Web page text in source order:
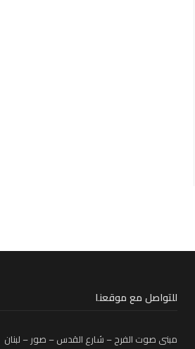
للتواصل مع موقعنا
مبنى صوت الفرح – شارع القدس – صور – لبنان